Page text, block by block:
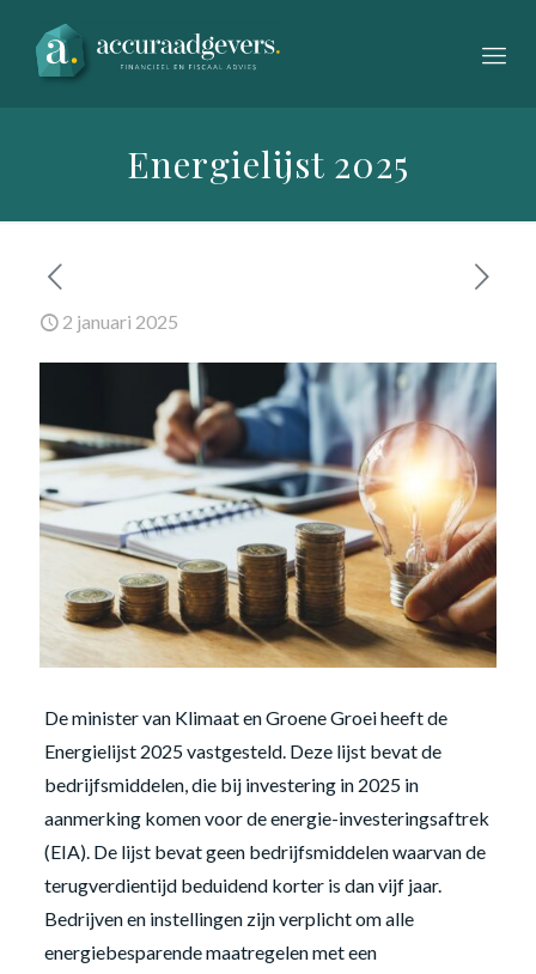
Energielijst 2025
2 januari 2025
De minister van Klimaat en Groene Groei heeft de
Energielijst 2025 vastgesteld. Deze lijst bevat de
bedrijfsmiddelen, die bij investering in 2025 in
aanmerking komen voor de energie-investeringsaftrek
(EIA). De lijst bevat geen bedrijfsmiddelen waarvan de
terugverdientijd beduidend korter is dan vijf jaar.
Bedrijven en instellingen zijn verplicht om alle
energiebesparende maatregelen met een